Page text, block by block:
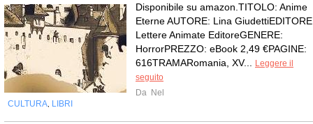
Disponibile su amazon.TITOLO: Anime
Eterne AUTORE: Lina
Lettere Animate EditoreGENERE:
HorrorPREZZO: eBook 2,49 €PAGINE:
616TRAMARomania, XV...
Leggere il
seguito
Da Nel
CULTURA LIBRI